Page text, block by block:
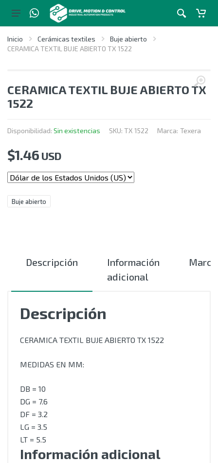
Inicio Cerámicas textiles
Buje abierto
CERAMICA TEXTIL BUJE ABIERTO TX 1522
CERAMICA TEXTIL BUJE ABIERTO TX
1522
Disponibilidad: Sin existencias SKU: TX 1522 Marca: Texera
$1.46 USD
Buje abierto
Descripción
Información
adicional
Marca
Descripción
CERAMICA TEXTIL BUJE ABIERTO TX 1522
MEDIDAS EN MM:
DB = 10
DG = 7.6
DF = 3.2
LG = 3.5
LT = 5.5
Información adicional